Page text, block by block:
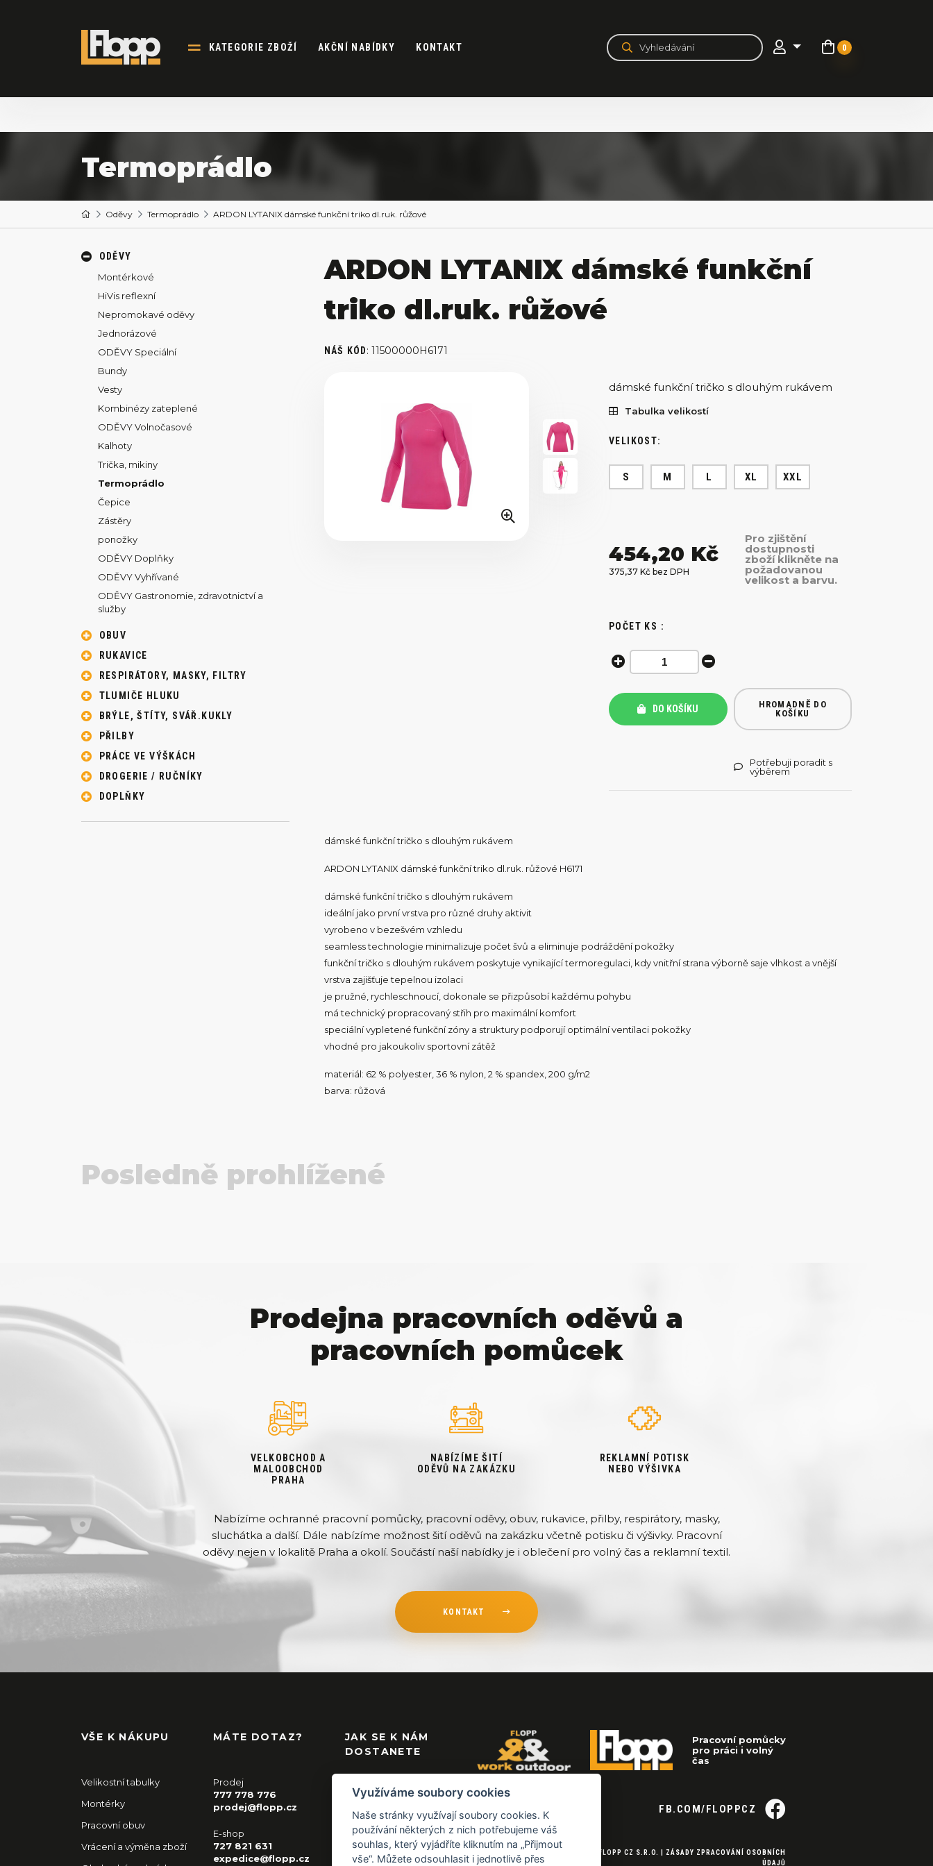
KATEGORIE ZBOŽÍ AKČNÍ NABÍDKY KONTAKT 0
Termoprádlo
Oděvy Termoprádlo ARDON LYTANIX dámské funkční triko dl.ruk. růžové
ODĚVY
Montérkové
HiVis reflexní
Nepromokavé oděvy
Jednorázové
ODĚVY Speciální
Bundy
Vesty
Kombinézy zateplené
ODĚVY Volnočasové
Kalhoty
Trička, mikiny
Termoprádlo
Čepice
Zástěry
ponožky
ODĚVY Doplňky
ODĚVY Vyhřívané
ODĚVY Gastronomie, zdravotnictví a
služby
OBUV
RUKAVICE
RESPIRÁTORY, MASKY, FILTRY
TLUMIČE HLUKU
BRÝLE, ŠTÍTY, SVÁŘ.KUKLY
PŘILBY
PRÁCE VE VÝŠKÁCH
DROGERIE / RUČNÍKY
DOPLŇKY
ARDON LYTANIX dámské funkční
triko dl.ruk. růžové
NÁŠ KÓD:11500000H6171
dámské funkční tričko s dlouhým rukávem
Tabulka velikostí
VELIKOST:
S M L XL XXL
454,20 Kč
375,37 Kč bez DPH
Pro zjištění
dostupnosti
zboží klikněte na
požadovanou
velikost a barvu.
POČET KS :
DO KOŠÍKU
HROMADNĚ DO
KOŠÍKU
Potřebuji poradit s
výběrem
dámské funkční tričko s dlouhým rukávem
ARDON LYTANIX dámské funkční triko dl.ruk. růžové H6171
dámské funkční tričko s dlouhým rukávem
ideální jako první vrstva pro různé druhy aktivit
vyrobeno v bezešvém vzhledu
seamless technologie minimalizuje počet švů a eliminuje podráždění pokožky
funkční tričko s dlouhým rukávem poskytuje vynikající termoregulaci, kdy vnitřní strana výborně saje vlhkost a vnější
vrstva zajišťuje tepelnou izolaci
je pružné, rychleschnoucí, dokonale se přizpůsobí každému pohybu
má technický propracovaný střih pro maximální komfort
speciální vypletené funkční zóny a struktury podporují optimální ventilaci pokožky
vhodné pro jakoukoliv sportovní zátěž
materiál: 62 % polyester, 36 % nylon, 2 % spandex, 200 g/m2
barva: růžová
Posledně prohlížené
Prodejna pracovních oděvů a
pracovních pomůcek
VELKOBCHOD A
MALOOBCHOD
PRAHA
NABÍZÍME ŠITÍ
ODĚVŮ NA ZAKÁZKU
REKLAMNÍ POTISK
NEBO VÝŠIVKA
Nabízíme ochranné pracovní pomůcky, pracovní oděvy, obuv, rukavice, přilby, respirátory, masky,
sluchátka a další. Dále nabízíme možnost šití oděvů na zakázku včetně potisku či výšivky. Pracovní
oděvy nejen v lokalitě Praha a okolí. Součástí naší nabídky je i oblečení pro volný čas a reklamní textil.
KONTAKT
VŠE K NÁKUPU
Velikostní tabulky
Montérky
Pracovní obuv
Vrácení a výměna zboží
MÁTE DOTAZ?
Prodej
777 778 776
prodej@flopp.cz
E-shop
727 821 631
expedice@flopp.cz
JAK SE K NÁM
DOSTANETE
Pracovní pomůcky
pro práci i volný
čas
FB.COM/FLOPPCZ
© 2026 FLOPP CZ S.R.O. | ZÁSADY ZPRACOVÁNÍ OSOBNÍCH
ÚDAJŮ
Využíváme soubory cookies
Naše stránky využívají soubory cookies. K
používání některých z nich potřebujeme váš
souhlas, který vyjádříte kliknutím na „Přijmout
vše“. Můžete odsouhlasit i jednotlivě přes